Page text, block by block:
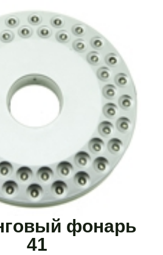
фонарь
41